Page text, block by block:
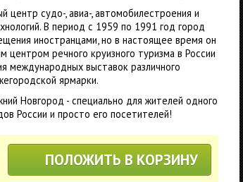
центр судо-, авиа-, автомобилестроения и
В период с 1959 по 1991 год город
иностранцами, но в настоящее время он
центром речного круизного туризма в России
международных выставок различного
ярмарки.
Новгород - специально для жителей одного
России и просто его посетителей!
ПОЛОЖИТЬ В КОРЗИНУ